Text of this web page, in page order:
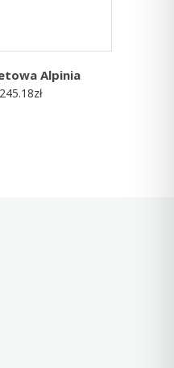
Alpinia
245.18zł